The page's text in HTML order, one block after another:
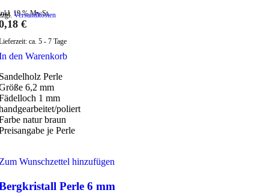
19 % MwSt.
Versandkosten
€
ca. 5 - 7 Tage
den Warenkorb
Perle
6,2 mm
1 mm
poliert
natur braun
je Perle
Wunschzettel hinzufügen
Perle 6 mm